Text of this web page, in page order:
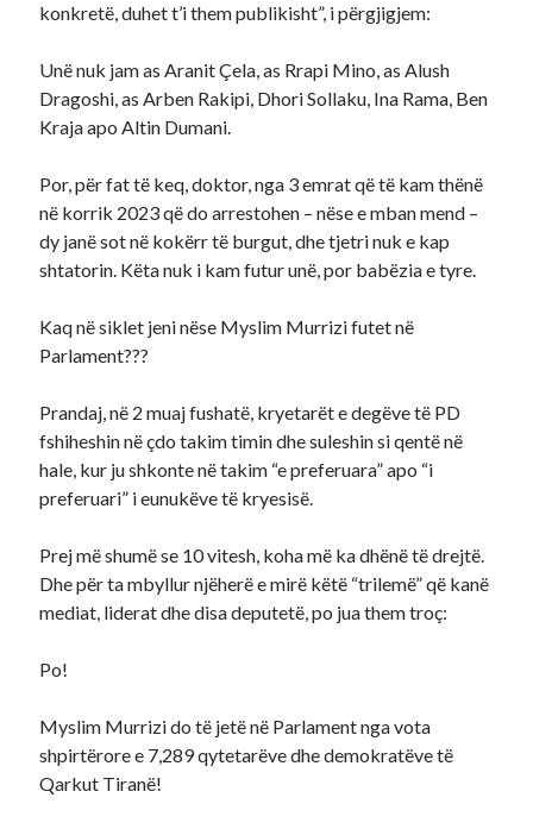
konkretë, duhet t’i them publikisht”, i përgjigjem:
Unë nuk jam as Aranit Çela, as Rrapi Mino, as Alush
Dragoshi, as Arben Rakipi, Dhori Sollaku, Ina Rama, Ben
Kraja apo Altin Dumani.
Por, për fat të keq, doktor, nga 3 emrat që të kam thënë
në korrik 2023 që do arrestohen – nëse e mban mend –
dy janë sot në kokërr të burgut, dhe tjetri nuk e kap
shtatorin. Këta nuk i kam futur unë, por babëzia e tyre.
Kaq në siklet jeni nëse Myslim Murrizi futet në
Parlament???
Prandaj, në 2 muaj fushatë, kryetarët e degëve të PD
fshiheshin në çdo takim timin dhe suleshin si qentë në
hale, kur ju shkonte në takim “e preferuara” apo “i
preferuari” i eunukëve të kryesisë.
Prej më shumë se 10 vitesh, koha më ka dhënë të drejtë.
Dhe për ta mbyllur njëherë e mirë këtë “trilemë” që kanë
mediat, liderat dhe disa deputetë, po jua them troç:
Po!
Myslim Murrizi do të jetë në Parlament nga vota
shpirtërore e 7,289 qytetarëve dhe demokratëve të
Qarkut Tiranë!